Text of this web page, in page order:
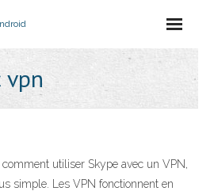
vpn
utiliser Skype avec un VPN,
simple. Les VPN fonctionnent en